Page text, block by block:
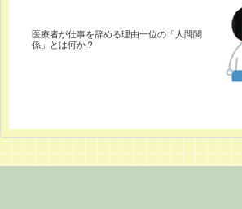
医療者が仕事を辞める理由一位の「人間関
係」とは何か？